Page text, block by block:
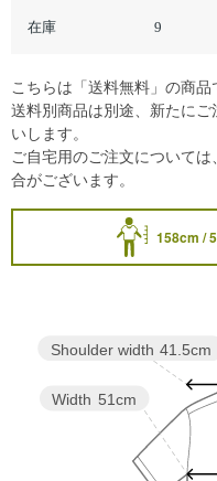
在庫 9
158cm /
Width 51cm
Shoulder width 41.5cm
こちらは「送料無料」の商品
送料別商品は別途、新たに
いします。
ご自宅用のご注文について
合がございます。